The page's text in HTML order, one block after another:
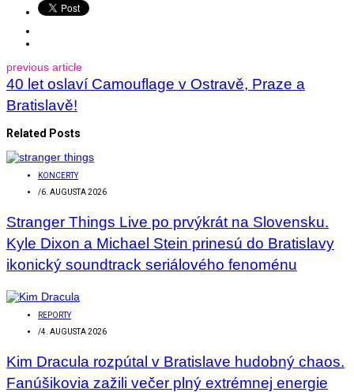
previous article
40 let oslaví Camouflage v Ostravě, Praze a
Bratislavě!
Related Posts
KONCERTY
/6. AUGUSTA 2026
Stranger Things Live po prvýkrát na Slovensku.
Kyle Dixon a Michael Stein prinesú do Bratislavy
ikonický soundtrack seriálového fenoménu
REPORTY
/4. AUGUSTA 2026
Kim Dracula rozpútal v Bratislave hudobný chaos.
Fanúšikovia zažili večer plný extrémnej energie